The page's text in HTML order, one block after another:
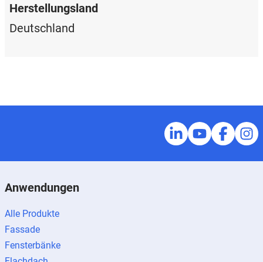
Herstellungsland
Deutschland
Anwendungen
Alle Produkte
Fassade
Fensterbänke